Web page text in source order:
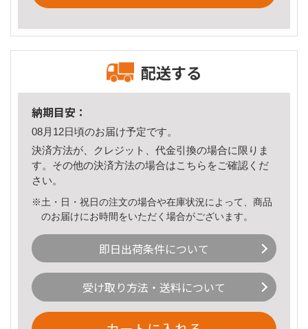
配送する
納期目安：
08月12日頃のお届け予定です。
決済方法が、クレジット、代金引換の場合に限りま
す。その他の決済方法の場合はこちら をご確認くだ
さい。
※土・日・祝日の注文の場合や在庫状況によって、商品
のお届けにお時間をいただく場合がございます。
即日出荷条件について
受け取り方法・送料について